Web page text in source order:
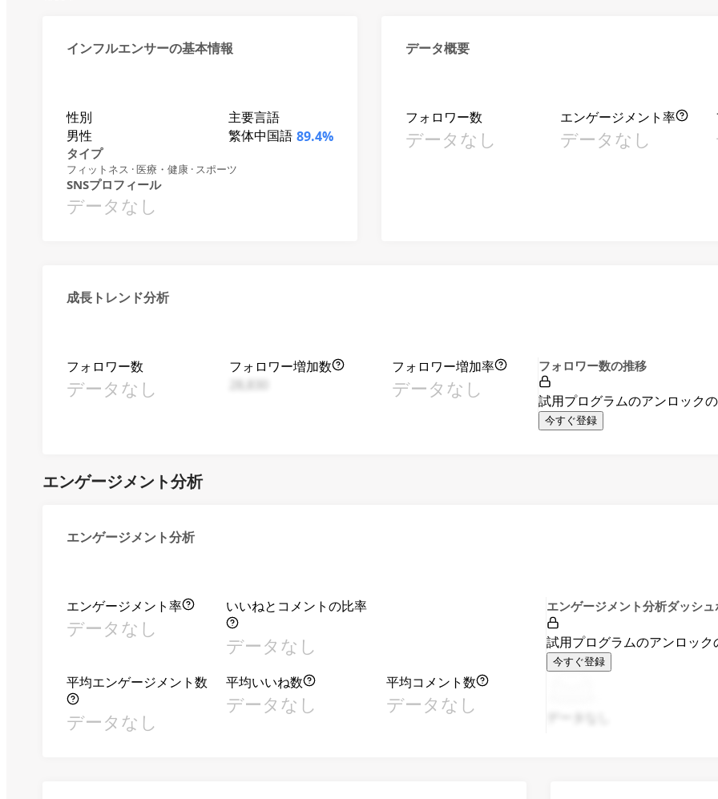
インフルエンサーの基本情報
性別
男性
主要言語
繁体中国語 89.4%
タイプ
フィットネス · 医療・健康 · スポーツ
SNSプロフィール
データなし
データ概要
フォロワー数
データなし
エンゲージメント率
データなし
成長トレンド分析
フォロワー数
データなし
フォロワー増加数
フォロワー増加率
データなし
フォロワー数の推移
試用プログラムのアンロックの
今すぐ登録
エンゲージメント分析
エンゲージメント分析
エンゲージメント率
データなし
いいねとコメントの比率
データなし
平均エンゲージメント数
データなし
平均いいね数
データなし
平均コメント数
データなし
エンゲージメント分析ダッシュ
試用プログラムのアンロック
今すぐ登録